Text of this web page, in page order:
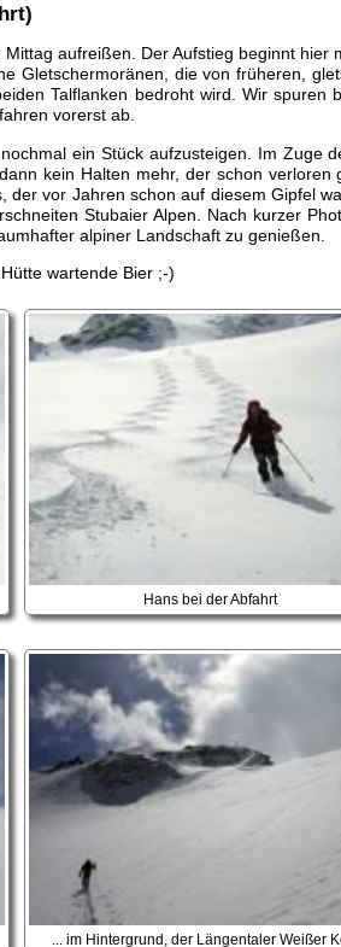
aufreißen. Der Aufstieg beginnt
die von früheren,
Talflanken bedroht wird. Wir
vorerst ab.
ein Stück aufzusteigen. Im Zuge
kein Halten mehr, der schon
vor Jahren schon auf diesem Gipfel
Stubaier Alpen. Nach kurzer
alpiner Landschaft zu genießen.
wartende Bier ;-)
Hans bei der Abfahrt
... im Hintergrund, der Längentaler Weißer